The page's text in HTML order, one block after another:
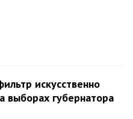
искусственно
выборах губернатора